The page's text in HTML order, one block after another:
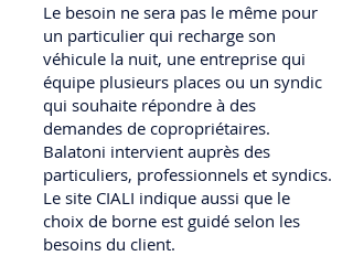
Le besoin ne sera pas le même pour
un particulier qui recharge son
véhicule la nuit, une entreprise qui
équipe plusieurs places ou un syndic
qui souhaite répondre à des
demandes de copropriétaires.
Balatoni intervient auprès des
particuliers, professionnels et syndics.
Le site CIALI indique aussi que le
choix de borne est guidé selon les
besoins du client.